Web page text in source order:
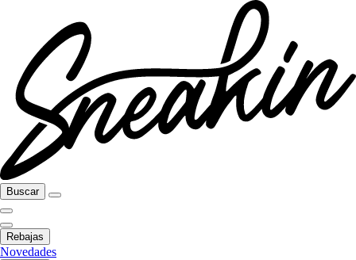
Buscar
Rebajas
Novedades